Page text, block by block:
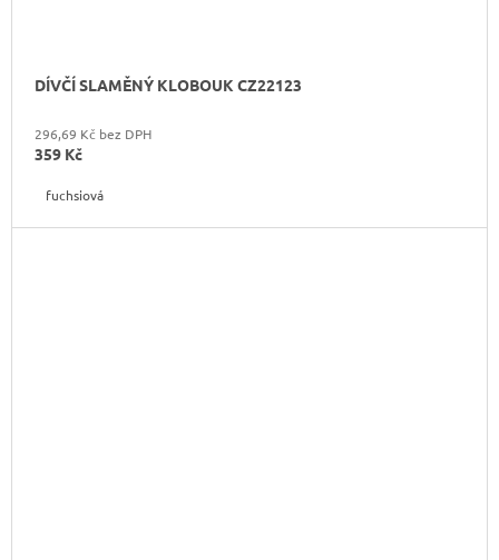
DÍVČÍ SLAMĚNÝ KLOBOUK CZ22123
296,69 Kč bez DPH
359 Kč
fuchsiová